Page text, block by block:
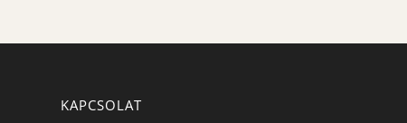
KAPCSOLAT